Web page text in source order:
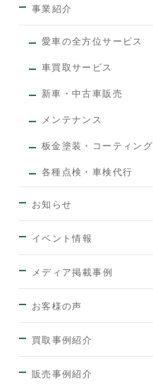
事業紹介
愛車の全方位サービス
車買取サービス
新車・中古車販売
メンテナンス
板金塗装・コーティング
各種点検・車検代行
お知らせ
イベント情報
メディア掲載事例
お客様の声
買取事例紹介
販売事例紹介